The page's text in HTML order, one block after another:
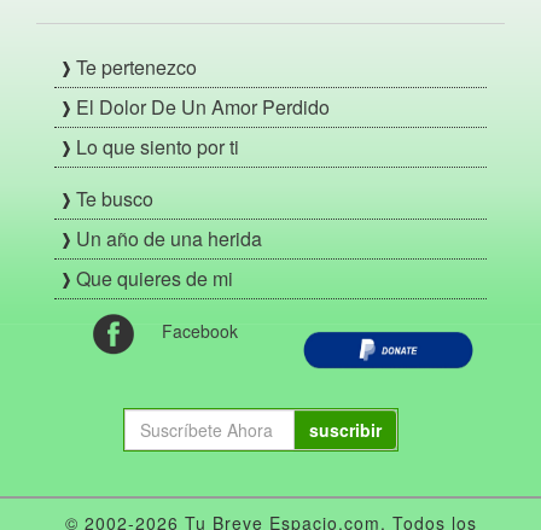
Te pertenezco
El Dolor De Un Amor Perdido
Lo que siento por ti
Te busco
Un año de una herida
Que quieres de mi
Facebook
suscribir
© 2002-2026 Tu Breve Espacio.com. Todos los